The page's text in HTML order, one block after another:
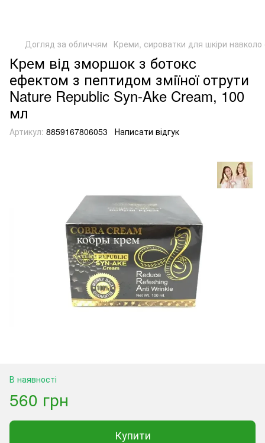
Догляд за обличчям Креми, сироватки для шкіри навколо
Крем від зморшок з ботокс
ефектом з пептидом зміїної отрути
Nature Republic Syn-Ake Cream, 100
мл
Артикул: 8859167806053 Написати відгук
В наявності
560 грн
Купити